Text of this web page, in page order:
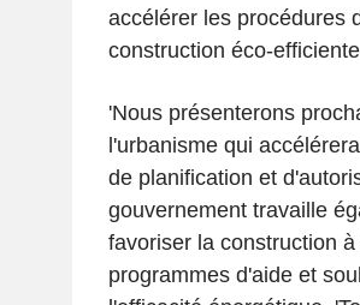
accélérer les procédures
construction éco-
'Nous présenterons
l'urbanisme qui
de planification et
gouvernement travaille
favoriser la construction
programmes d'aide et